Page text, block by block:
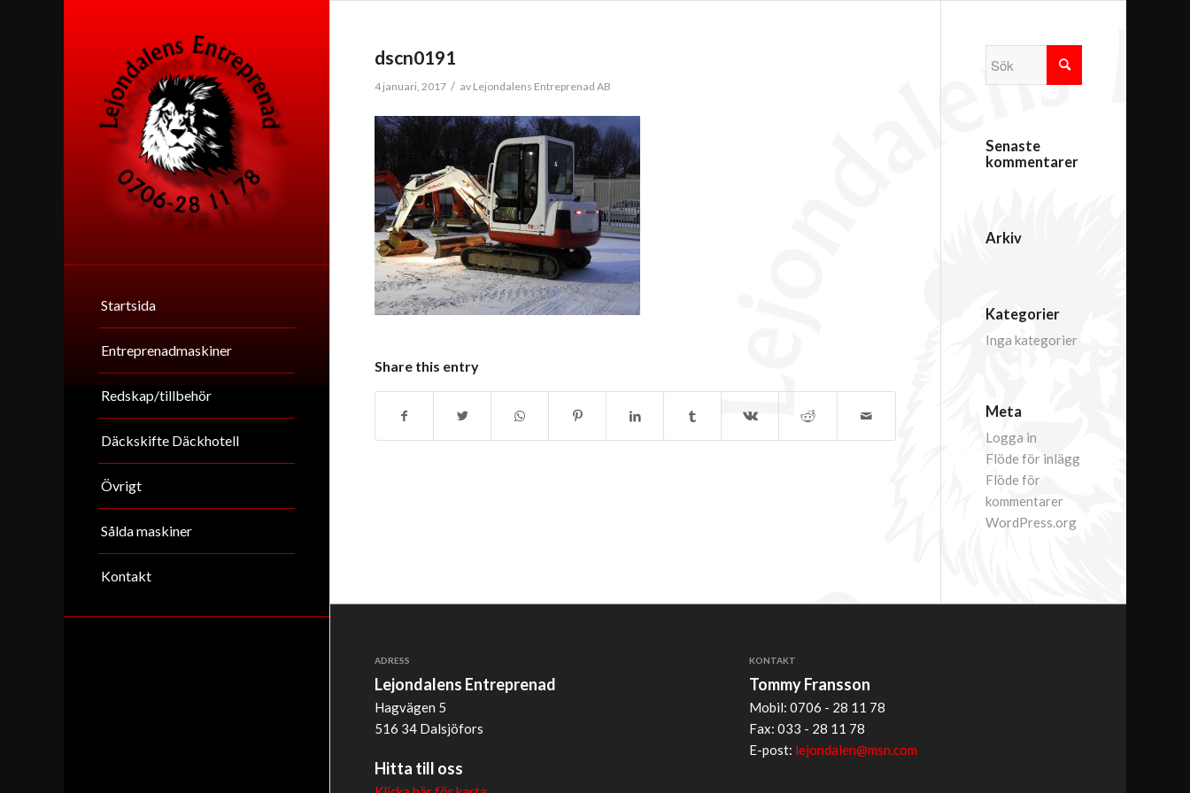
Startsida
Entreprenadmaskiner
Redskap/tillbehör
Däckskifte Däckhotell
Övrigt
Sålda maskiner
Kontakt
dscn0191
4 januari, 2017 / av Lejondalens Entreprenad AB
Share this entry
Senaste
kommentarer
Arkiv
Kategorier
Inga kategorier
Meta
Logga in
Flöde för inlägg
Flöde för
kommentarer
WordPress.org
ADRESS
Lejondalens Entreprenad
Hagvägen 5
516 34 Dalsjöfors
Hitta till oss
KONTAKT
Tommy Fransson
Mobil: 0706 - 28 11 78
Fax: 033 - 28 11 78
E-post: lejondalen@msn.com